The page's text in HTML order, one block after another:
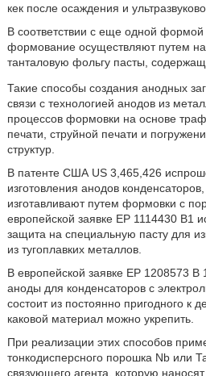
кек после осаждения и
В соответствии с еще одной
формование осуществляют путем
танталовую фольгу пасты,
Такие способы создания анодных
связи с технологией анодов из
процессов формовки на основе
печати, струйной печати и
структур.
В патенте США US 3,465,426
изготовления анодов
изготавливают путем формовки с
европейской заявке ЕР 1114430 В1
защита на специальную пасту для
из тугоплавких металлов.
В европейской заявке ЕР 1208573
аноды для конденсаторов с
состоит из постоянно пригодного к
каковой материал можно укрепить.
При реализации этих способов
тонкодисперсного порошка Nb или
связующего агента, которую